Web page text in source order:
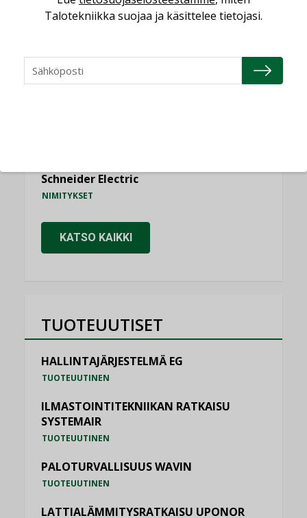
NIMITYKSET
NIMITYKSET
Refair
Schneider Electric
NIMITYKSET
KATSO KAIKKI
TUOTEUUTISET
HALLINTAJÄRJESTELMÄ EG
TUOTEUUTINEN
ILMASTOINTITEKNIIKAN RATKAISU
SYSTEMAIR
TUOTEUUTINEN
PALOTURVALLISUUS WAVIN
TUOTEUUTINEN
LATTIALÄMMITYSRATKAISU UPONOR
Talotekniikka suojaa ja käsittelee tietojasi.